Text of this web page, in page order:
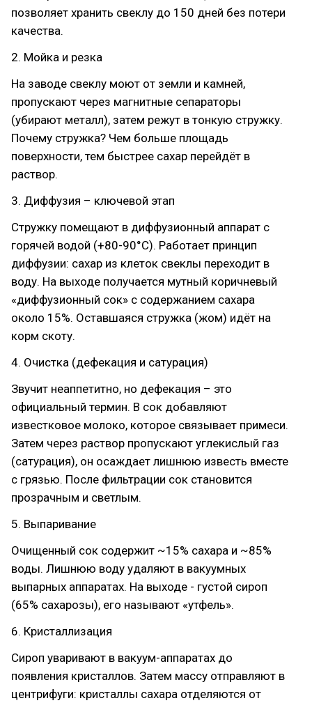
позволяет хранить свеклу до 150 дней без потери
качества.
2. Мойка и резка
На заводе свеклу моют от земли и камней,
пропускают через магнитные сепараторы
(убирают металл), затем режут в тонкую стружку.
Почему стружка? Чем больше площадь
поверхности, тем быстрее сахар перейдёт в
раствор.
3. Диффузия – ключевой этап
Стружку помещают в диффузионный аппарат с
горячей водой (+80-90°С). Работает принцип
диффузии: сахар из клеток свеклы переходит в
воду. На выходе получается мутный коричневый
«диффузионный сок» с содержанием сахара
около 15%. Оставшаяся стружка (жом) идёт на
корм скоту.
4. Очистка (дефекация и сатурация)
Звучит неаппетитно, но дефекация – это
официальный термин. В сок добавляют
известковое молоко, которое связывает примеси.
Затем через раствор пропускают углекислый газ
(сатурация), он осаждает лишнюю известь вместе
с грязью. После фильтрации сок становится
прозрачным и светлым.
5. Выпаривание
Очищенный сок содержит ~15% сахара и ~85%
воды. Лишнюю воду удаляют в вакуумных
выпарных аппаратах. На выходе - густой сироп
(65% сахарозы), его называют «утфель».
6. Кристаллизация
Сироп уваривают в вакуум-аппаратах до
появления кристаллов. Затем массу отправляют в
центрифуги: кристаллы сахара отделяются от